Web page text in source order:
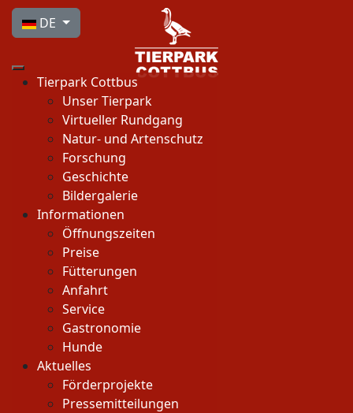
Sprache auswählen
DE
Tierpark Cottbus
Unser Tierpark
Virtueller Rundgang
Natur- und Artenschutz
Forschung
Geschichte
Bildergalerie
Informationen
Öffnungszeiten
Preise
Fütterungen
Anfahrt
Service
Gastronomie
Hunde
Aktuelles
Förderprojekte
Pressemitteilungen